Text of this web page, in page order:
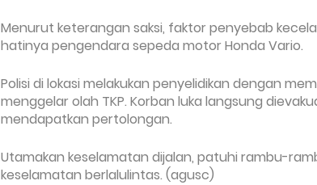
Menurut keterangan saksi, faktor penyebab
hatinya pengendara sepeda motor Honda Vario.
Polisi di lokasi melakukan penyelidikan dengan
menggelar olah TKP. Korban luka langsung
mendapatkan pertolongan.
Utamakan keselamatan dijalan, patuhi rambu-
keselamatan berlalulintas. (agusc)